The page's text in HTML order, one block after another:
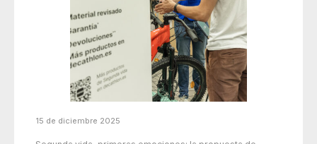
15 de diciembre 2025